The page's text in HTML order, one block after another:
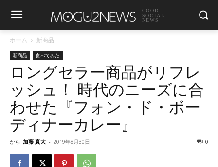
GOOD
SOCIAL
NEWS
ホーム 新商品
新商品 食べてみた
ロングセラー商品がリフレ
ッシュ！ 時代のニーズに合
わせた『フォン・ド・ボー
ディナーカレー』
から 加藤 真大 - 2019年8月30日 0